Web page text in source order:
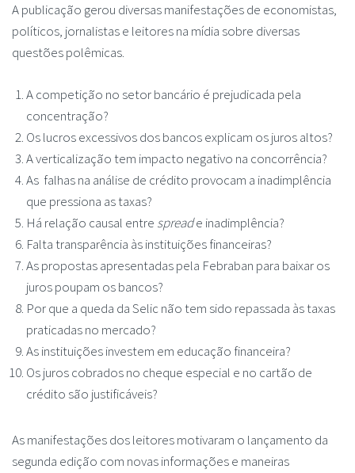
A publicação gerou diversas manifestações de economistas,
políticos, jornalistas e leitores na mídia sobre diversas
questões polêmicas.
A competição no setor bancário é prejudicada pela
concentração?
Os lucros excessivos dos bancos explicam os juros altos?
A verticalização tem impacto negativo na concorrência?
As falhas na análise de crédito provocam a inadimplência
que pressiona as taxas?
Há relação causal entre spreade inadimplência?
Falta transparência às instituições financeiras?
As propostas apresentadas pela Febraban para baixar os
juros poupam os bancos?
Por que a queda da Selic não tem sido repassada às taxas
praticadas no mercado?
As instituições investem em educação financeira?
Os juros cobrados no cheque especial e no cartão de
crédito são justificáveis?
As manifestações dos leitores motivaram o lançamento da
segunda edição com novas informações e maneiras